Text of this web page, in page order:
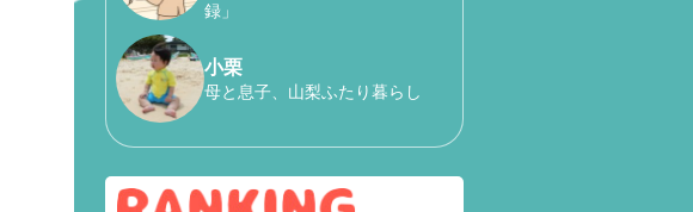
録」
小栗
母と息子、山梨ふたり暮らし